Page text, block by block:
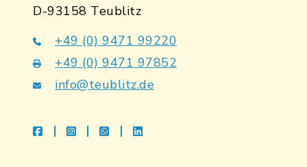
D-93158 Teublitz
+49 (0) 9471 99220
+49 (0) 9471 97852
info@teublitz.de
facebookinstagramwhatsapplinkedin